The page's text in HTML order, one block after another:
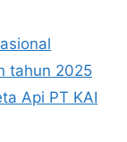
tahun 2025
Api PT KAI